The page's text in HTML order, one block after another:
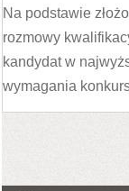
Na podstawie
rozmowy
kandydat w
wymagania